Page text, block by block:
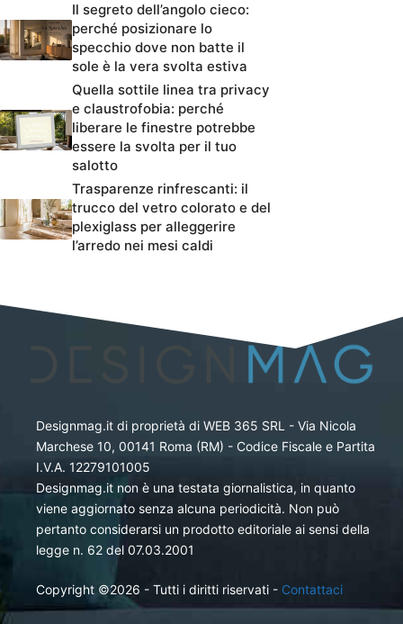
Il segreto dell’angolo cieco:
perché posizionare lo
specchio dove non batte il
sole è la vera svolta estiva
Quella sottile linea tra privacy
e claustrofobia: perché
liberare le finestre potrebbe
essere la svolta per il tuo
salotto
Trasparenze rinfrescanti: il
trucco del vetro colorato e del
plexiglass per alleggerire
l’arredo nei mesi caldi
Designmag.it di proprietà di WEB 365 SRL - Via Nicola
Marchese 10, 00141 Roma (RM) - Codice Fiscale e Partita
I.V.A. 12279101005
Designmag.it non è una testata giornalistica, in quanto
viene aggiornato senza alcuna periodicità. Non può
pertanto considerarsi un prodotto editoriale ai sensi della
legge n. 62 del 07.03.2001
Copyright ©2026 - Tutti i diritti riservati - Contattaci